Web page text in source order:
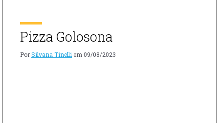
Pizza Golosona
PorSilvana Tinelli em 09/08/2023